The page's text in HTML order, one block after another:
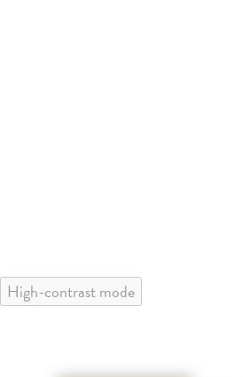
High-contrast mode